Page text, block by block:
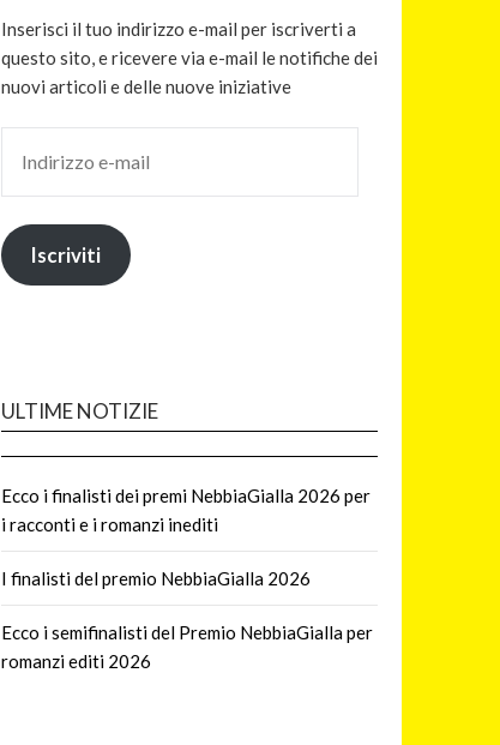
Inserisci il tuo indirizzo e-mail per iscriverti a
questo sito, e ricevere via e-mail le notifiche dei
nuovi articoli e delle nuove iniziative
Iscriviti
ULTIME NOTIZIE
Ecco i finalisti dei premi NebbiaGialla 2026 per
i racconti e i romanzi inediti
I finalisti del premio NebbiaGialla 2026
Ecco i semifinalisti del Premio NebbiaGialla per
romanzi editi 2026